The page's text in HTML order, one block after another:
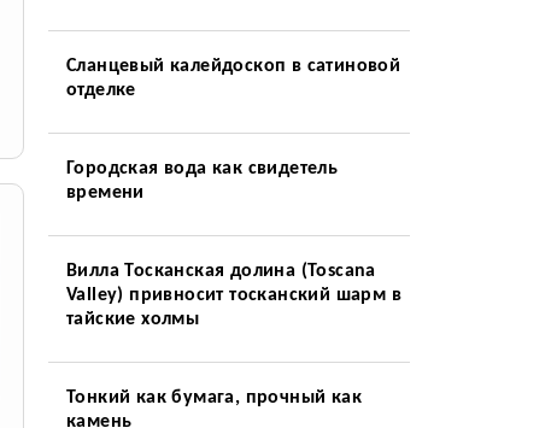
Сланцевый калейдоскоп в сатиновой
отделке
Городская вода как свидетель
времени
Вилла Тосканская долина (Toscana
Valley) привносит тосканский шарм в
тайские холмы
Тонкий как бумага, прочный как
камень